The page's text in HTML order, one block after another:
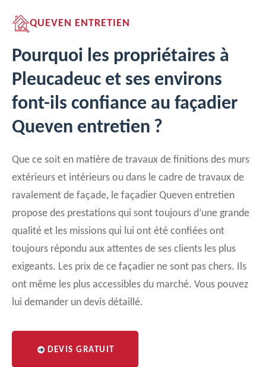
QUEVEN ENTRETIEN
Pourquoi les propriétaires à
Pleucadeuc et ses environs
font-ils confiance au façadier
Queven entretien ?
Que ce soit en matière de travaux de finitions des murs
extérieurs et intérieurs ou dans le cadre de travaux de
ravalement de façade, le façadier Queven entretien
propose des prestations qui sont toujours d’une grande
qualité et les missions qui lui ont été confiées ont
toujours répondu aux attentes de ses clients les plus
exigeants. Les prix de ce façadier ne sont pas chers. Ils
ont même les plus accessibles du marché. Vous pouvez
lui demander un devis détaillé.
DEVIS GRATUIT